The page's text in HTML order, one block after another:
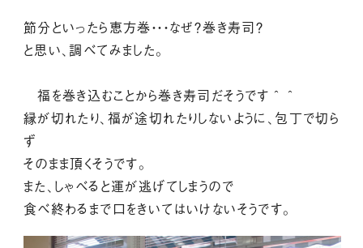
節分といったら恵方巻・・・なぜ？巻き寿司？
と思い、調べてみました。
福を巻き込むことから巻き寿司だそうです＾＾
縁が切れたり、福が途切れたりしないように、包丁で切ら
ず
そのまま頂くそうです。
また、しゃべると運が逃げてしまうので
食べ終わるまで口をきいてはいけないそうです。